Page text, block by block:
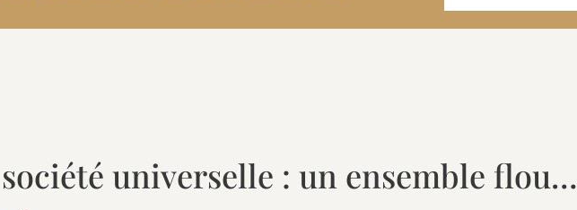
universelle : un ensemble flou…